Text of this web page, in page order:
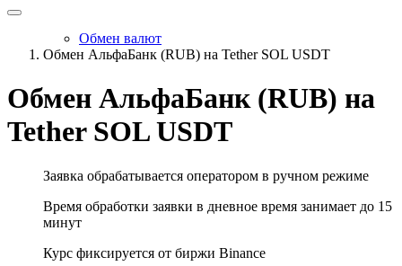
Обмен валют
Обмен АльфаБанк (RUB) на Tether SOL USDT
Обмен АльфаБанк (RUB) на
Tether SOL USDT
Заявка обрабатывается оператором в ручном режиме
Время обработки заявки в дневное время занимает до 15
минут
Курс фиксируется от биржи Binance